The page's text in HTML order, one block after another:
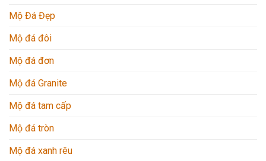
Mộ Đá Đẹp
Mộ đá đôi
Mộ đá đơn
Mộ đá Granite
Mộ đá tam cấp
Mộ đá tròn
Mộ đá xanh rêu